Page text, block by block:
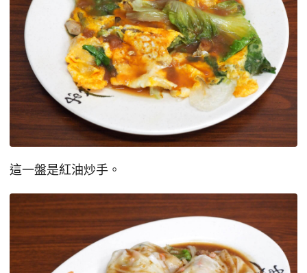
這一盤是紅油炒手。